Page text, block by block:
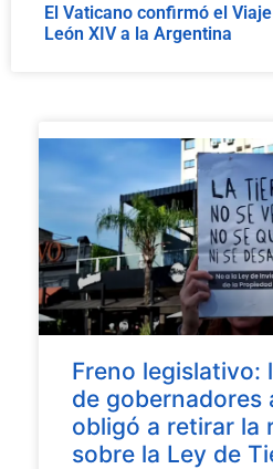
El Vaticano confirmó el
León XIV a la Argentina
Freno legislativo:
de gobernadores
obligó a retirar la
sobre la Ley de